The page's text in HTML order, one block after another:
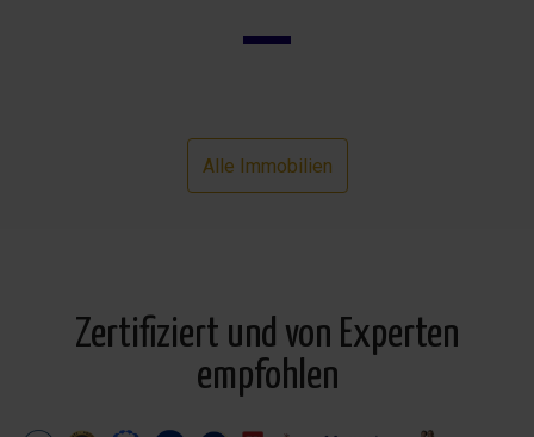
Alle Immobilien
Zertifiziert und von Experten
empfohlen